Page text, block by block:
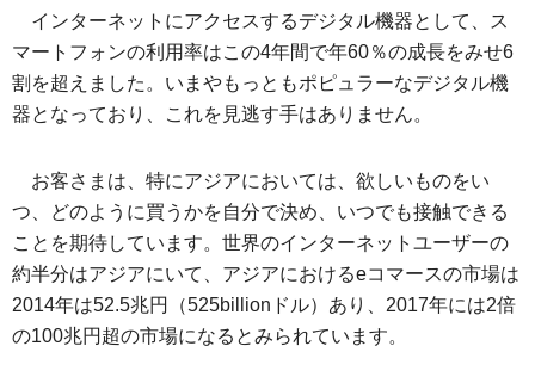
インターネットにアクセスするデジタル機器として、ス
マートフォンの利用率はこの4年間で年60％の成長をみせ6
割を超えました。いまやもっともポピュラーなデジタル機
器となっており、これを見逃す手はありません。
お客さまは、特にアジアにおいては、欲しいものをい
つ、どのように買うかを自分で決め、いつでも接触できる
ことを期待しています。世界のインターネットユーザーの
約半分はアジアにいて、アジアにおけるeコマースの市場は
2014年は52.5兆円（525billionドル）あり、2017年には2倍
の100兆円超の市場になるとみられています。